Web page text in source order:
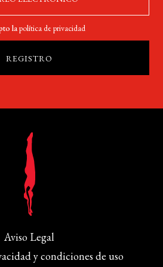
lapolítica de privacidad
Aviso Legal
y condiciones de uso